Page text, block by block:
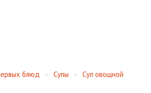
блюд Супы Суп овощной